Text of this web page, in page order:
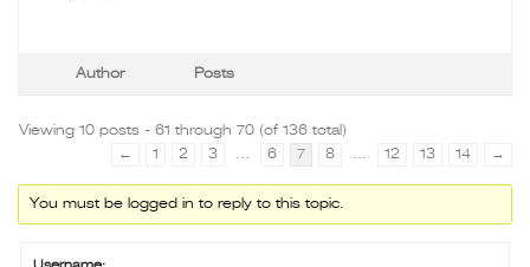
Author Posts
Viewing 10 posts - 61 through 70 (of 136 total)
←
1 2 3 … 6 7 8 … 12 13 14 →
You must be logged in to reply to this topic.